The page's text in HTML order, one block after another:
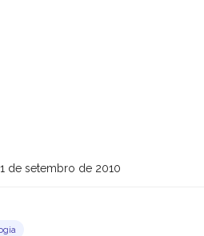
de setembro de 2010